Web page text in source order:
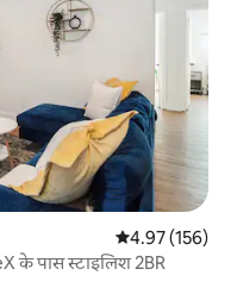
औसत रेटिंग 5 में से
4.97 (156)
के पास स्टाइलिश 2BR